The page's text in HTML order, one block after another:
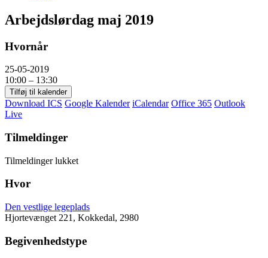
Arbejdslørdag maj 2019
Hvornår
25-05-2019
10:00 – 13:30
Tilføj til kalender
Download ICS Google Kalender iCalendar Office 365 Outlook
Live
Tilmeldinger
Tilmeldinger lukket
Hvor
Den vestlige legeplads
Hjortevænget 221, Kokkedal, 2980
Begivenhedstype